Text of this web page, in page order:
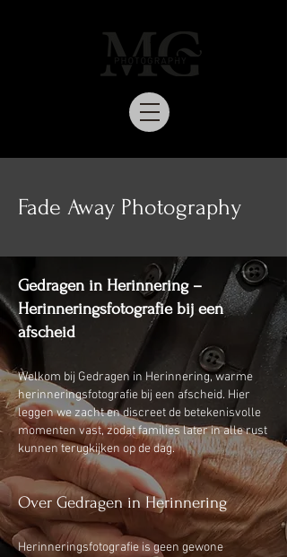
Fade Away Photography
Gedragen in Herinnering –
Herinneringsfotografie bij een
afscheid
Welkom bij Gedragen in Herinnering, warme
herinneringsfotografie bij een afscheid. Hier
leggen we zacht en discreet de betekenisvolle
momenten vast, zodat families later in alle rust
kunnen terugkijken op de dag.
Over Gedragen in Herinnering
Herinneringsfotografie is geen gewone